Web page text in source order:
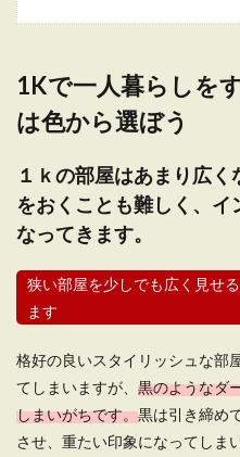
一人暮ら
一人暮
兼ねて
なので...
一人暮
想の女
一人暮ら
1Kで一人暮らしを
は色から選ぼう
１ｋの部屋はあまり広
をおくことも難しく、
なってきます。
狭い部屋を少しでも広く見せ
ます
格好の良いスタイリッシュな部
てしまいますが、 黒のようなダ
しまいがちです。黒は引き締め
させ、重たい印象になってしま